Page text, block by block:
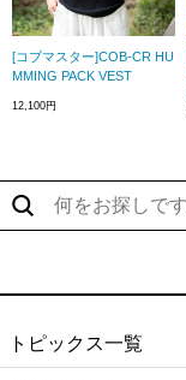
[コブマスター]COB-CR HU
MMING PACK VEST
12,100円
トピックス一覧